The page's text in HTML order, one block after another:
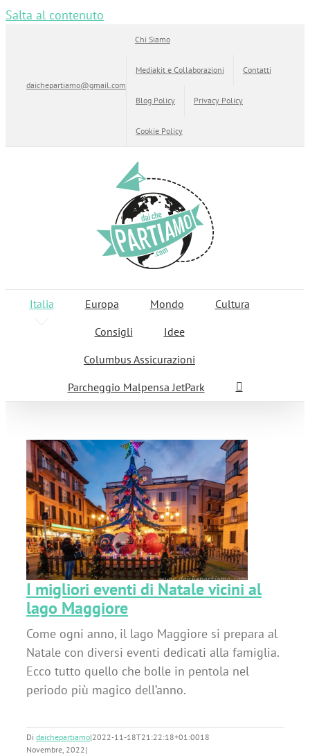
Salta al contenuto
daichepartiamo@gmail.com
Chi Siamo
Mediakit e Collaborazioni Contatti
Blog Policy Privacy Policy
Cookie Policy
Italia Europa Mondo
Cultura
Consigli
Idee
Columbus Assicurazioni
Parcheggio Malpensa JetPark
I migliori eventi di Natale vicini al
lago Maggiore
Come ogni anno, il lago Maggiore si prepara al
Natale con diversi eventi dedicati alla famiglia.
Ecco tutto quello che bolle in pentola nel
periodo più magico dell’anno.
Di daichepartiamo|2022-11-18T21:22:18+01:0018
Novembre, 2022|